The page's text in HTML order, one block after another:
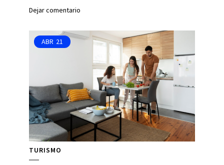
Dejar comentario
ABR 21
TURISMO